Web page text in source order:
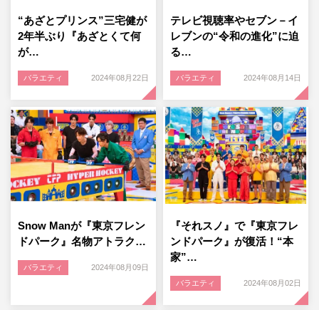
“あざとプリンス”三宅健が
2年半ぶり『あざとくて何
が…
バラエティ 2024年08月22日
テレビ視聴率やセブン－イ
レブンの“令和の進化”に迫
る…
バラエティ 2024年08月14日
Snow Manが『東京フレン
ドパーク』名物アトラク…
バラエティ 2024年08月09日
『それスノ』で『東京フレ
ンドパーク』が復活！“本
家”…
バラエティ 2024年08月02日